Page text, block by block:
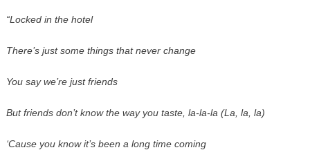
“Locked in the hotel
There’s just some things that never change
You say we’re just friends
But friends don’t know the way you taste, la-la-la (La, la, la)
‘Cause you know it’s been a long time coming